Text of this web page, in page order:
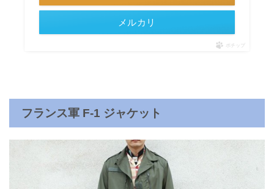
メルカリ
ポチップ
フランス軍 F-1 ジャケット